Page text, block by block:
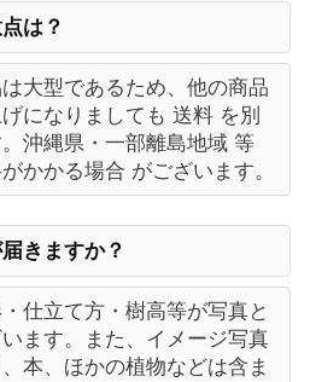
は？
大型であるため、他の商品
になりましても 送料 を別
沖縄県・一部離島地域 等
かかる場合 がございます。
きますか？
仕立て方・樹高等が写真と
ます。また、イメージ写真
本、ほかの植物などは含ま